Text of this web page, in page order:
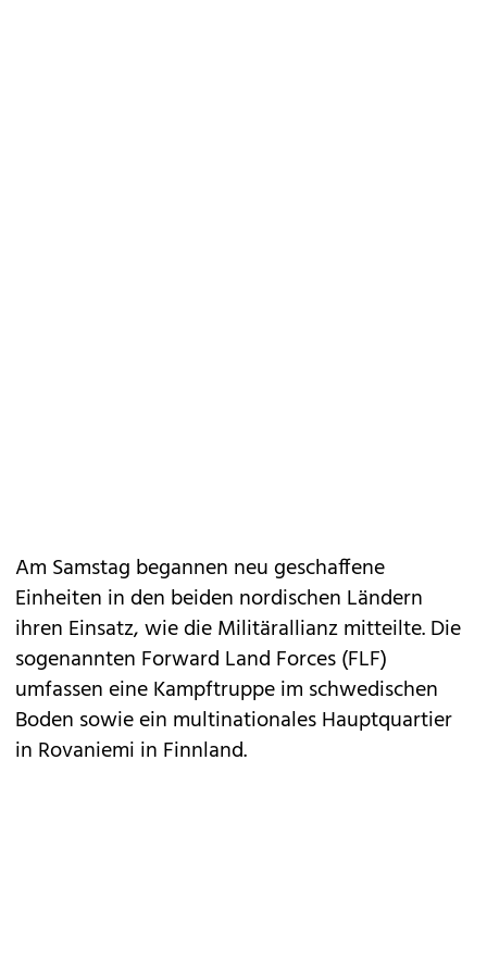
Am Samstag begannen neu geschaffene
Einheiten in den beiden nordischen Ländern
ihren Einsatz, wie die Militärallianz mitteilte. Die
sogenannten Forward Land Forces (FLF)
umfassen eine Kampftruppe im schwedischen
Boden sowie ein multinationales Hauptquartier
in Rovaniemi in Finnland.